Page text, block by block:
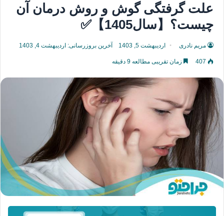
علت گرفتگی گوش و روش درمان آن
چیست؟【سال1405】✅
مریم نادری اردیبهشت 5, 1403 آخرین بروزرسانی: اردیبهشت 4, 1403
407 زمان تقریبی مطالعه 9 دقیقه